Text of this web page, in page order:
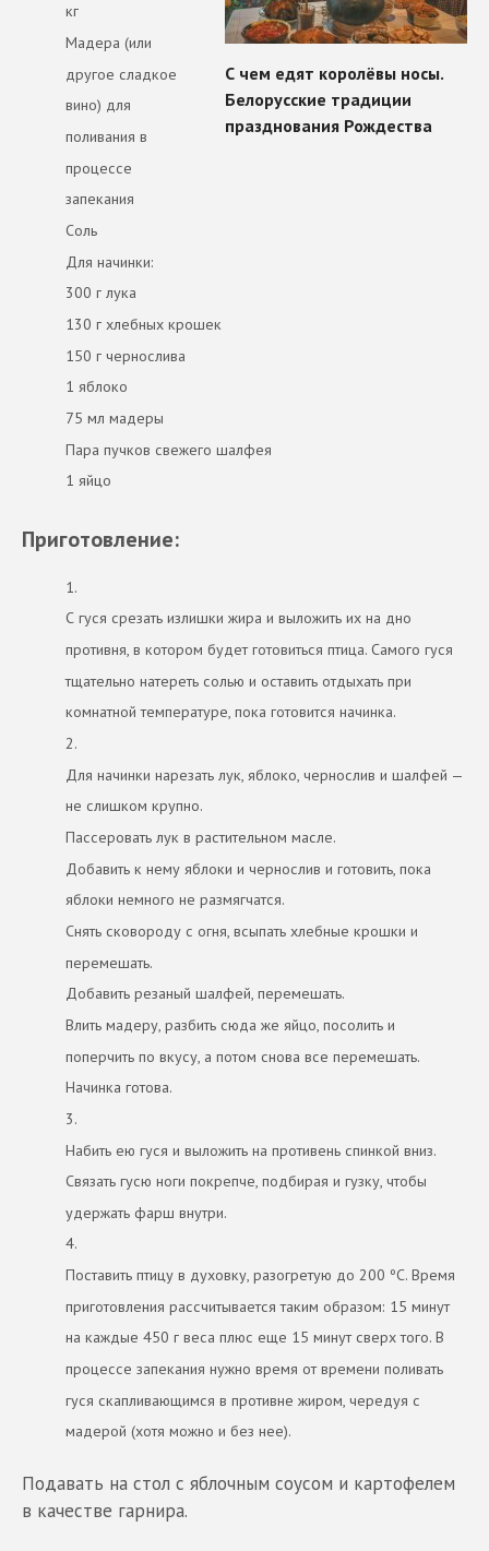
кг
Мадера (или
другое сладкое
вино) для
поливания в
процессе
запекания
Соль
Для начинки:
300 г лука
130 г хлебных крошек
150 г чернослива
1 яблоко
75 мл мадеры
Пара пучков свежего шалфея
1 яйцо
Приготовление:
1.
С гуся срезать излишки жира и выложить их на дно
противня, в котором будет готовиться птица. Самого гуся
тщательно натереть солью и оставить отдыхать при
комнатной температуре, пока готовится начинка.
2.
Для начинки нарезать лук, яблоко, чернослив и шалфей —
не слишком крупно.
Пассеровать лук в растительном масле.
Добавить к нему яблоки и чернослив и готовить, пока
яблоки немного не размягчатся.
Снять сковороду с огня, всыпать хлебные крошки и
перемешать.
Добавить резаный шалфей, перемешать.
Влить мадеру, разбить сюда же яйцо, посолить и
поперчить по вкусу, а потом снова все перемешать.
Начинка готова.
3.
Набить ею гуся и выложить на противень спинкой вниз.
Связать гусю ноги покрепче, подбирая и гузку, чтобы
удержать фарш внутри.
4.
Поставить птицу в духовку, разогретую до 200 ºС. Время
приготовления рассчитывается таким образом: 15 минут
на каждые 450 г веса плюс еще 15 минут сверх того. В
процессе запекания нужно время от времени поливать
гуся скапливающимся в противне жиром, чередуя с
мадерой (хотя можно и без нее).
Подавать на стол с яблочным соусом и картофелем
в качестве гарнира.